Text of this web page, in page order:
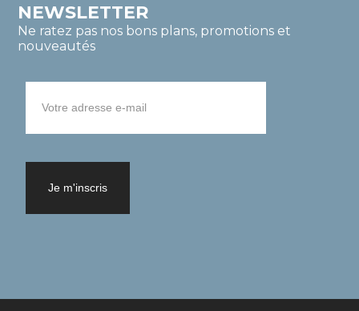
NEWSLETTER
Ne ratez pas nos bons plans, promotions et
nouveautés